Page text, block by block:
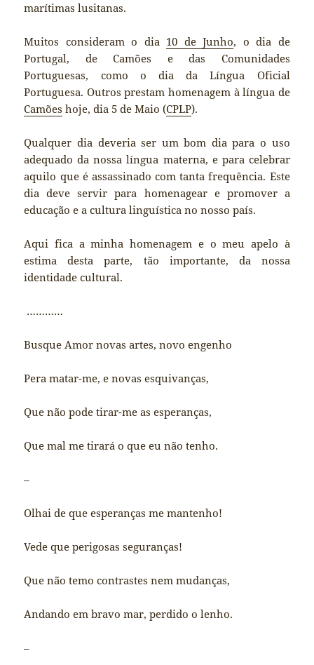
marítimas lusitanas.
Muitos consideram o dia 10 de Junho, o dia de
Portugal, de Camões e das Comunidades
Portuguesas, como o dia da Língua Oficial
Portuguesa. Outros prestam homenagem à língua de
Camões hoje, dia 5 de Maio (CPLP).
Qualquer dia deveria ser um bom dia para o uso
adequado da nossa língua materna, e para celebrar
aquilo que é assassinado com tanta frequência. Este
dia deve servir para homenagear e promover a
educação e a cultura linguística no nosso país.
Aqui fica a minha homenagem e o meu apelo à
estima desta parte, tão importante, da nossa
identidade cultural.
…………
Busque Amor novas artes, novo engenho
Pera matar-me, e novas esquivanças,
Que não pode tirar-me as esperanças,
Que mal me tirará o que eu não tenho.
–
Olhai de que esperanças me mantenho!
Vede que perigosas seguranças!
Que não temo contrastes nem mudanças,
Andando em bravo mar, perdido o lenho.
–